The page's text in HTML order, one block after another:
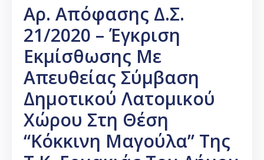
Προσκλήσεις
Αποφάσεις
Τηλέφωνα
Καιρός
Αρ. Απόφασης Δ.Σ.
21/2020 – Έγκριση
Εκμίσθωσης Με
Απευθείας Σύμβαση
Δημοτικού Λατομικού
Χώρου Στη Θέση
“Κόκκινη Μαγούλα” Της